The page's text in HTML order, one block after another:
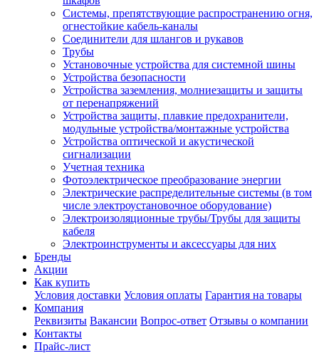
Системы, препятствующие распространению огня,
огнестойкие кабель-каналы
Соединители для шлангов и рукавов
Трубы
Установочные устройства для системной шины
Устройства безопасности
Устройства заземления, молниезащиты и защиты
от перенапряжений
Устройства защиты, плавкие предохранители,
модульные устройства/монтажные устройства
Устройства оптической и акустической
сигнализации
Учетная техника
Фотоэлектрическое преобразование энергии
Электрические распределительные системы (в том
числе электроустановочное оборудование)
Электроизоляционные трубы/Трубы для защиты
кабеля
Электроинструменты и аксессуары для них
Бренды
Акции
Как купить
Условия доставки Условия оплаты Гарантия на товары
Компания
Реквизиты Вакансии Вопрос-ответ Отзывы о компании
Контакты
Прайс-лист